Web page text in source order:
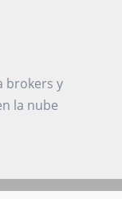
brokers y
la nube